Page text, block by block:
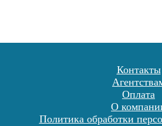
Контакты
Оплата
О
Политика обработки